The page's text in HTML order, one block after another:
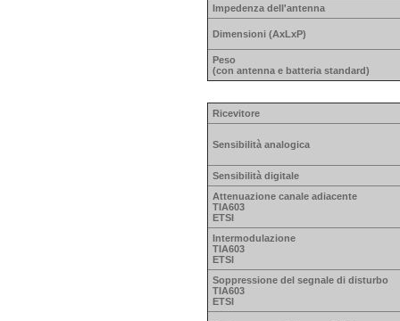
Impedenza dell'antenna
Dimensioni (AxLxP)
Peso
(con antenna e batteria standard)
Ricevitore
Sensibilità analogica
Sensibilità digitale
Attenuazione canale adiacente
TIA603
ETSI
Intermodulazione
TIA603
ETSI
Soppressione del segnale di disturbo
TIA603
ETSI